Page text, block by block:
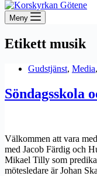
Meny
Etikett musik
Gudstjänst, Media,
Söndagsskola
Välkommen att vara
med Jacob Färdig och
Mikael Tilly som
mötesledare är Johan